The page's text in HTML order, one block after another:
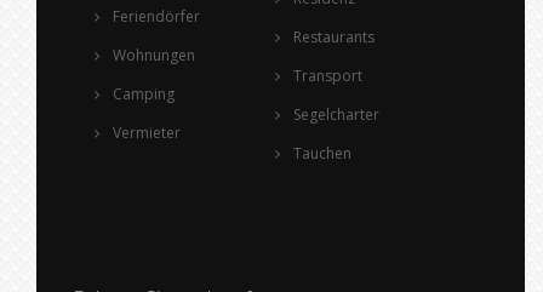
Feriendörfer
Wohnungen
Camping
Vermieter
Restaurants
Transport
Segelcharter
Tauchen